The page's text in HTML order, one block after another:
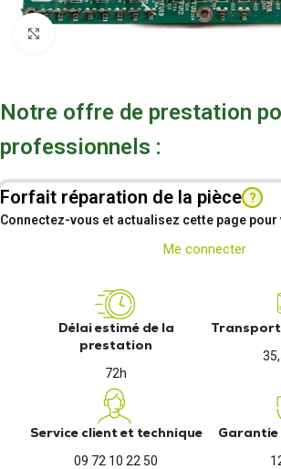
Cliquez pour agrandir
Notre offre de prestation
professionnels :
Forfait réparation de la pièce ?
Connectez-vous et actualisez cette page pour
Me connecter
Délai estimé de la
prestation
72h
Service client et technique
09 72 10 22 50